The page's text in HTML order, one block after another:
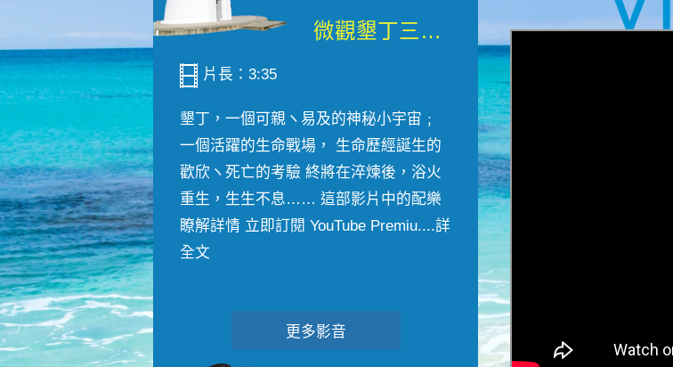
微觀墾丁三部曲 重生....
片長：3:35
墾丁，一個可親ヽ易及的神秘小宇宙﹔
一個活躍的生命戰場， 生命歷經誕生的
歡欣ヽ死亡的考驗 終將在淬煉後，浴火
重生，生生不息…… 這部影片中的配樂
瞭解詳情 立即訂閱 YouTube Premiu....詳
全文
更多影音